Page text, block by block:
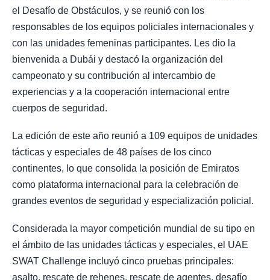
el Desafío de Obstáculos, y se reunió con los
responsables de los equipos policiales internacionales y
con las unidades femeninas participantes. Les dio la
bienvenida a Dubái y destacó la organización del
campeonato y su contribución al intercambio de
experiencias y a la cooperación internacional entre
cuerpos de seguridad.
La edición de este año reunió a 109 equipos de unidades
tácticas y especiales de 48 países de los cinco
continentes, lo que consolida la posición de Emiratos
como plataforma internacional para la celebración de
grandes eventos de seguridad y especialización policial.
Considerada la mayor competición mundial de su tipo en
el ámbito de las unidades tácticas y especiales, el UAE
SWAT Challenge incluyó cinco pruebas principales:
asalto, rescate de rehenes, rescate de agentes, desafío